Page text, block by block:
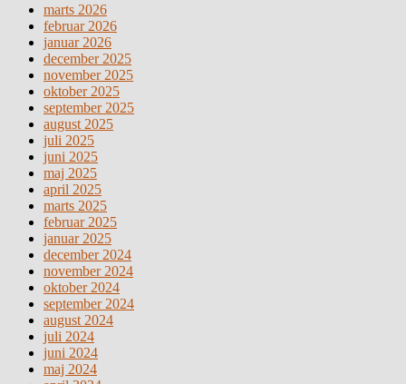
marts 2026
februar 2026
januar 2026
december 2025
november 2025
oktober 2025
september 2025
august 2025
juli 2025
juni 2025
maj 2025
april 2025
marts 2025
februar 2025
januar 2025
december 2024
november 2024
oktober 2024
september 2024
august 2024
juli 2024
juni 2024
maj 2024